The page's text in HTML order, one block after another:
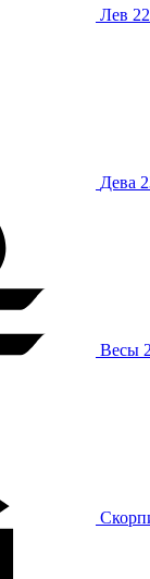
Лев
Дева
Весы